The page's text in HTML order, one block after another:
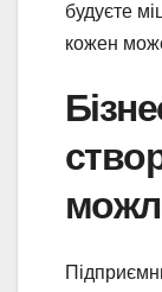
будуєте
кожен